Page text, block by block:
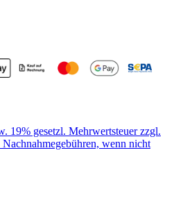
19% gesetzl. Mehrwertsteuer zzgl.
wenn nicht